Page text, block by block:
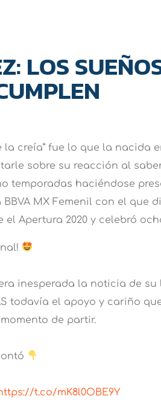
LOS
creía” fue lo que la nacida
sobre su reacción al
temporadas haciéndose
MX Femenil con el que
Apertura 2020 y celebró
inesperada la noticia de su
todavía el apoyo y cariño
de partir.
t.co/mK8l0OBE9Y